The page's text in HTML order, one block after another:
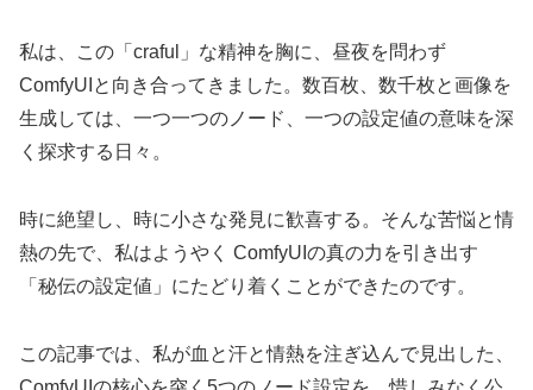
私は、この「craful」な精神を胸に、昼夜を問わず
ComfyUIと向き合ってきました。数百枚、数千枚と画像を
生成しては、一つ一つのノード、一つの設定値の意味を深
く探求する日々。
時に絶望し、時に小さな発見に歓喜する。そんな苦悩と情
熱の先で、私はようやく ComfyUIの真の力を引き出す
「秘伝の設定値」にたどり着くことができたのです。
この記事では、私が血と汗と情熱を注ぎ込んで見出した、